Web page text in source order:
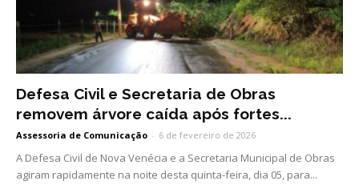
Defesa Civil e Secretaria de Obras
removem árvore caída após fortes...
Assessoria de Comunicação - 6 de fevereiro de 2026
A Defesa Civil de Nova Venécia e a Secretaria Municipal de Obras
agiram rapidamente na noite desta quinta-feira, dia 05, para...